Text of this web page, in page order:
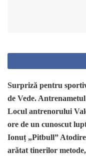
Surpriză pentru
de Vede.
Locul antrenorului
ore de un cunoscut
Ionuț „Pitbull”
arătat tinerilor